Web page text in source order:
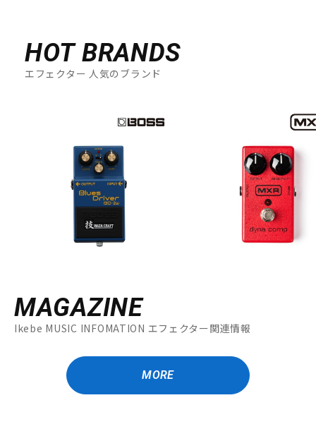
HOT BRANDS
エフェクター 人気のブランド
MAGAZINE
Ikebe MUSIC INFOMATION エフェクター関連情報
MORE